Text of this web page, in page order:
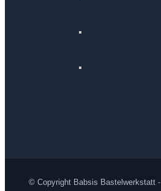
© Copyright Babsis Bastelwerkstatt -